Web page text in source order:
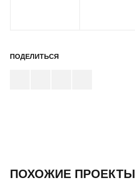
ПОДЕЛИТЬСЯ
ПОХОЖИЕ ПРОЕКТЫ